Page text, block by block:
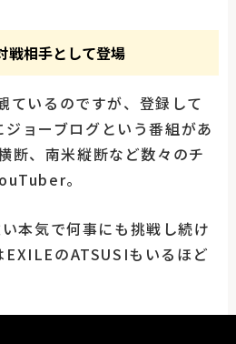
戦相手として登場
ているのですが、登録して
ョーブログという番組があ
断、南米縦断など数々のチ
。
本気で何事にも挑戦し続け
EXILEのATSUSIもいるほど